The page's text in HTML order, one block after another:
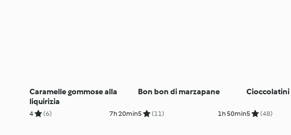
Caramelle gommose alla
liquirizia
4 (6) 7h 20min
Bon bon di marzapane
5 (11) 1h 50min
Cioccolatini
5 (48)